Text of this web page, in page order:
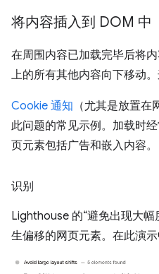
将内容插入到 DOM 中
在周围内容已加载完毕后将
上的所有其他内容向下移动
Cookie 通知 （尤其是放置
此问题的常见示例。加载时
页元素包括广告和嵌入内容。
识别
Lighthouse 的“避免出现大
生偏移的网页元素。在此演